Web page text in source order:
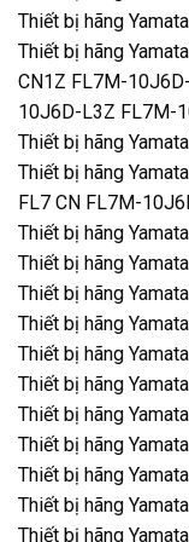
Thiết bị hãng
Thiết bị hãng
CN1Z FL7M-
10J6D-L3Z FL7M-
Thiết bị hãng
Thiết bị hãng
FL7 CN FL7M-
Thiết bị hãng
Thiết bị hãng
Thiết bị hãng
Thiết bị hãng
Thiết bị hãng
Thiết bị hãng
Thiết bị hãng
Thiết bị hãng
Thiết bị hãng
Thiết bị hãng
Thiết bị hãng